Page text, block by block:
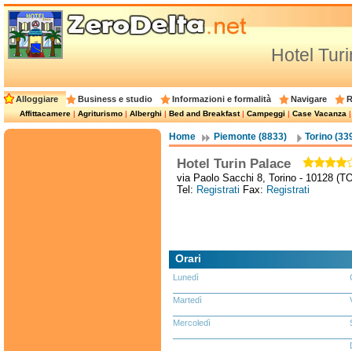
Hotel
Alloggiare Business e studio Informazioni e formalità Navigare
Affittacamere|Agriturismo|Alberghi|Bed and Breakfast|Campeggi|Case Vacanza
Home Piemonte (8833) Torino
Hotel Turin Palace
via Paolo Sacchi 8, Torino - 10128
Tel: Registrati Fax: Registrati
Orari
Lunedì
Martedì
Mercoledì